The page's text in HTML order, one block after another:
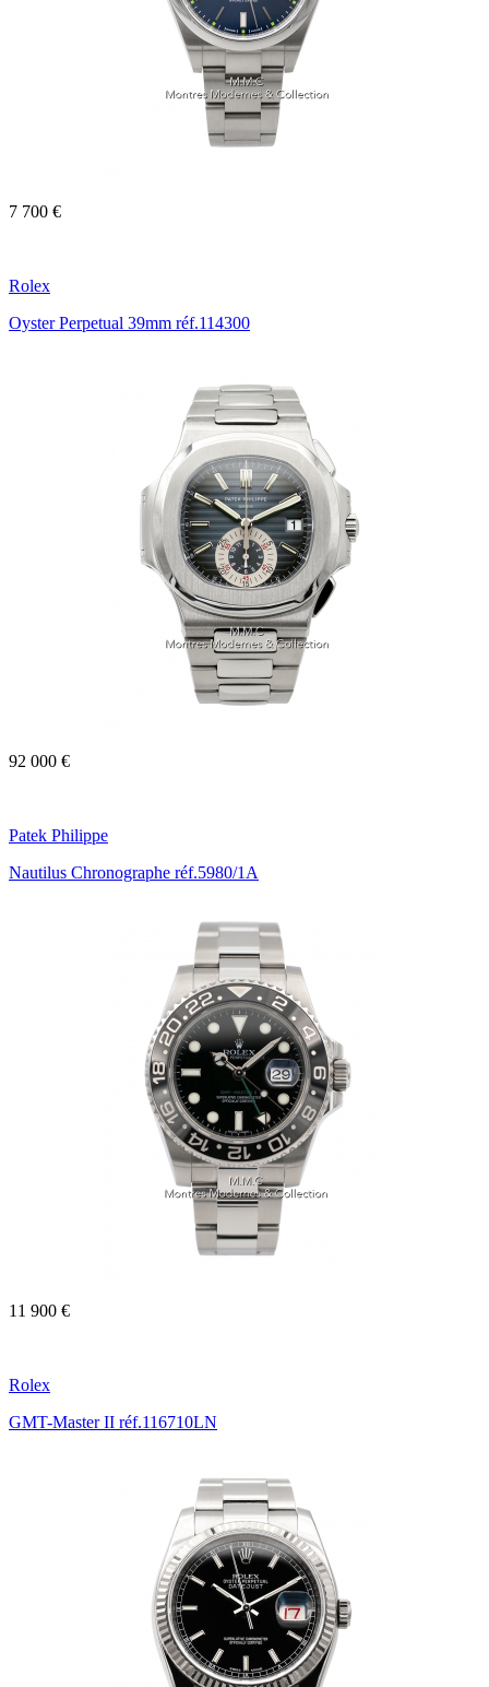
7 700 €
Rolex
Oyster Perpetual 39mm réf.114300
92 000 €
Patek Philippe
Nautilus Chronographe réf.5980/1A
11 900 €
Rolex
GMT-Master II réf.116710LN